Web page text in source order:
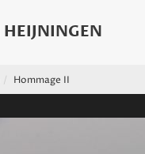
Hommage II